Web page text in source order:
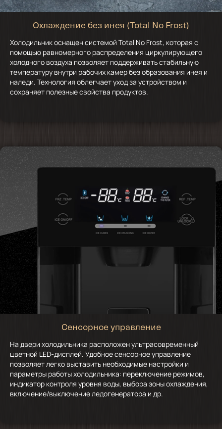
Охлаждение без инея (Total No Frost)
Холодильник оснащен системой Total No Frost, которая с
помощью равномерного распределения циркулирующего
холодного воздуха позволяет поддерживать стабильную
температуру внутри рабочих камер без образования инея и
наледи. Технология облегчает уход за устройством и
сохраняет полезные свойства продуктов.
Сенсорное управление
На двери холодильника расположен ультрасовременный
цветной LED-дисплей. Удобное сенсорное управление
позволяет легко выставить необходимые настройки и
параметры работы холодильника: переключение режимов,
индикатор контроля уровня воды, выбора зоны охлаждения,
включение/выключение ледогенератора и др.